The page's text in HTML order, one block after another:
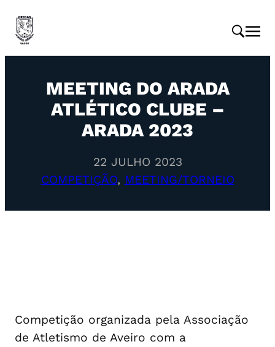
MEETING DO ARADA
ATLÉTICO CLUBE –
ARADA 2023
22 JULHO 2023
COMPETIÇÃO, MEETING/TORNEIO
Competição organizada pela Associação
de Atletismo de Aveiro com a